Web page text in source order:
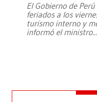
El Gobierno de
feriados a los
turismo interno y
informó el ministro...